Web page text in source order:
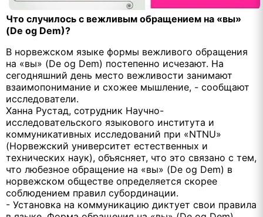
Что случилось с вежливым обращением на «вы»
(De og Dem)?
В норвежском языке формы вежливого обращения
на «вы» (De og Dem) постепенно исчезают. На
сегодняшний день место вежливости занимают
взаимопонимание и схожее мышление, - сообщают
исследователи.
Ханна Рустад, сотрудник Научно-
исследовательского языкового института и
коммуникативных исследований при «NTNU»
(Норвежский университет естественных и
технических наук), объясняет, что это связано с тем,
что любезное обращение на «вы» (De og Dem) в
норвежском обществе определяется скорее
соблюдением правил субординации.
- Установка на коммуникацию диктует свои правила